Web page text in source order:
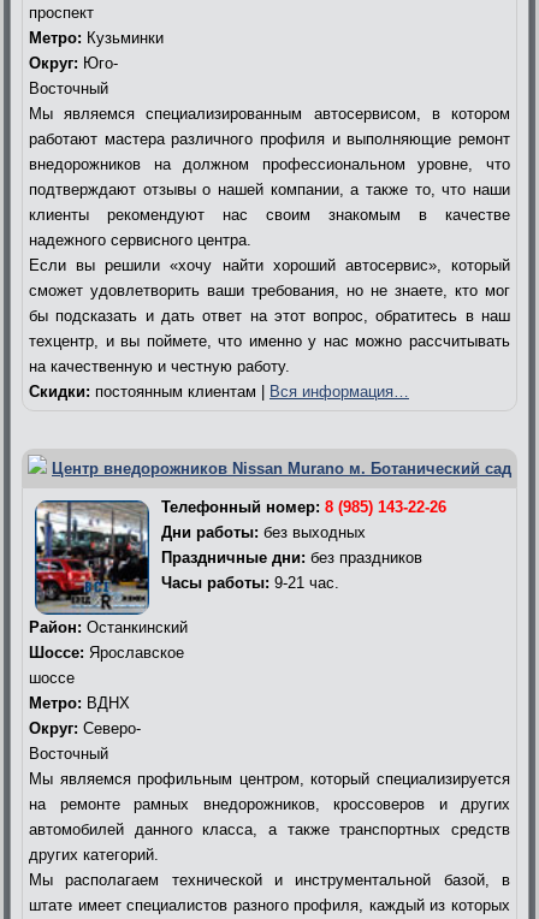
проспект
Метро: Кузьминки
Округ: Юго-
Восточный
Мы являемся специализированным автосервисом, в котором
работают мастера различного профиля и выполняющие ремонт
внедорожников на должном профессиональном уровне, что
подтверждают отзывы о нашей компании, а также то, что наши
клиенты рекомендуют нас своим знакомым в качестве
надежного сервисного центра.
Если вы решили «хочу найти хороший автосервис», который
сможет удовлетворить ваши требования, но не знаете, кто мог
бы подсказать и дать ответ на этот вопрос, обратитесь в наш
техцентр, и вы поймете, что именно у нас можно рассчитывать
на качественную и честную работу.
Скидки: постоянным клиентам | Вся информация…
Центр внедорожников Nissan Murano м. Ботанический сад
Телефонный номер: 8 (985) 143-22-26
Дни работы: без выходных
Праздничные дни: без праздников
Часы работы: 9-21 час.
Район: Останкинский
Шоссе: Ярославское
шоссе
Метро: ВДНХ
Округ: Северо-
Восточный
Мы являемся профильным центром, который специализируется
на ремонте рамных внедорожников, кроссоверов и других
автомобилей данного класса, а также транспортных средств
других категорий.
Мы располагаем технической и инструментальной базой, в
штате имеет специалистов разного профиля, каждый из которых